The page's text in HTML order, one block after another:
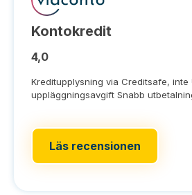
Kontokredit
4,0
Kreditupplysning via Creditsafe, inte
uppläggningsavgift Snabb
Läs recensionen